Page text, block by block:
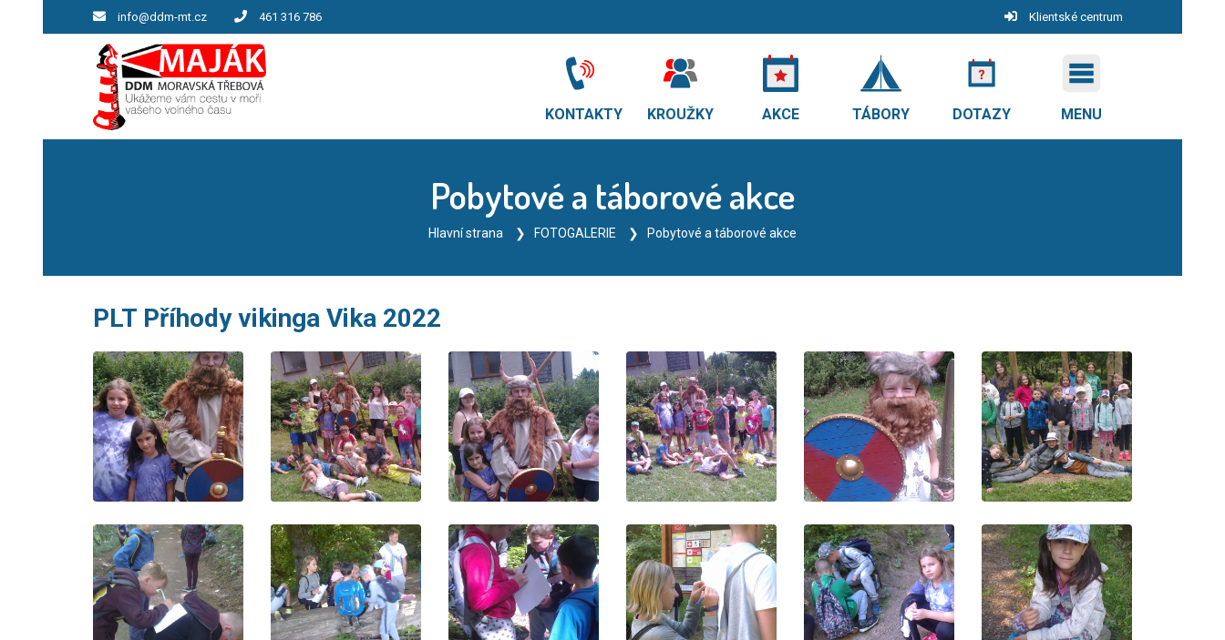
info@ddm-mt.cz 461 316 786 Klientské centrum
KONTAKTY KROUŽKY AKCE TÁBORY DOTAZY MENU
Pobytové a táborové akce
Hlavní strana FOTOGALERIE Pobytové a táborové akce
PLT Příhody vikinga Vika 2022